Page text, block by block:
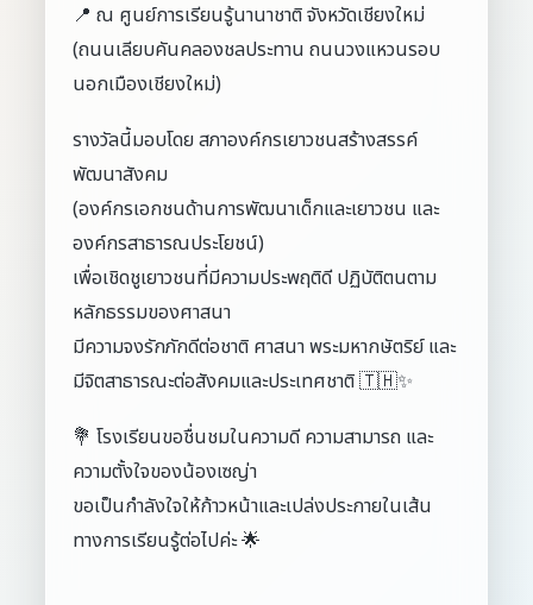
📍 ณ ศูนย์การเรียนรู้นานาชาติ จังหวัดเชียงใหม่
(ถนนเลียบคันคลองชลประทาน ถนนวงแหวนรอบ
นอกเมืองเชียงใหม่)
รางวัลนี้มอบโดย สภาองค์กรเยาวชนสร้างสรรค์
พัฒนาสังคม
(องค์กรเอกชนด้านการพัฒนาเด็กและเยาวชน และ
องค์กรสาธารณประโยชน์)
เพื่อเชิดชูเยาวชนที่มีความประพฤติดี ปฏิบัติตนตาม
หลักธรรมของศาสนา
มีความจงรักภักดีต่อชาติ ศาสนา พระมหากษัตริย์ และ
มีจิตสาธารณะต่อสังคมและประเทศชาติ 🇹🇭✨
💐 โรงเรียนขอชื่นชมในความดี ความสามารถ และ
ความตั้งใจของน้องเซญ่า
ขอเป็นกำลังใจให้ก้าวหน้าและเปล่งประกายในเส้น
ทางการเรียนรู้ต่อไปค่ะ 🌟